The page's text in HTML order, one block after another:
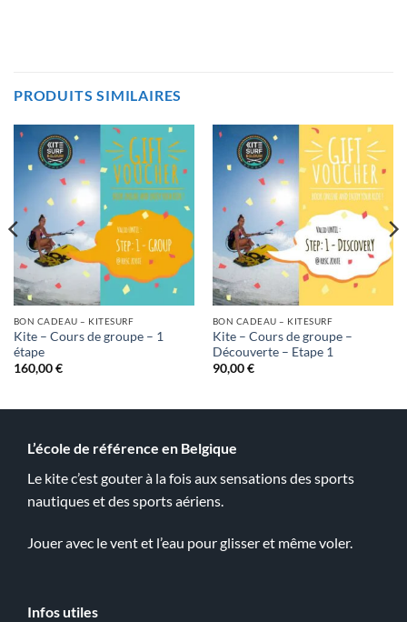
PRODUITS SIMILAIRES
BON CADEAU – KITESURF
Kite – Cours de groupe – 1
étape
160,00€
BON CADEAU – KITESURF
Kite – Cours de groupe –
Découverte – Etape 1
90,00€
L’école de référence en Belgique
Le kite c’est gouter à la fois aux sensations des sports
nautiques et des sports aériens.
Jouer avec le vent et l’eau pour glisser et même voler.
Infos utiles